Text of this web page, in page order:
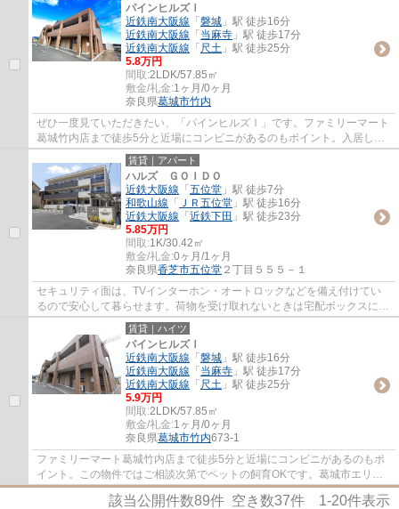
パインヒルズⅠ
近鉄南大阪線 「 磐城 」駅 徒歩16分
近鉄南大阪線 「 当麻寺 」駅 徒歩17分
近鉄南大阪線 「 尺土 」駅 徒歩25分
5.8万円
間取:2LDK/57.85㎡
敷金/礼金:1ヶ月/0ヶ月
奈良県葛城市竹内
ぜひ一度見ていただきたい、「パインヒルズⅠ」です。ファミリーマート
葛城竹内店まで徒歩5分と近場にコンビニがあるのもポイント。入居して
からペットの飼育を始めたい方は、事前にご...
賃貸｜アパート
ハルズ ＧＯＩＤＯ
近鉄大阪線 「 五位堂 」駅 徒歩7分
和歌山線 「 ＪＲ五位堂 」駅 徒歩16分
近鉄大阪線 「 近鉄下田 」駅 徒歩23分
5.85万円
間取:1K/30.42㎡
敷金/礼金:0ヶ月/1ヶ月
奈良県香芝市五位堂 ２丁目５５５－１
セキュリティ面は、TVインターホン・オートロックなどを備え付けてい
るので安心して暮らせます。荷物を受け取れないときは宅配ボックスに届
けられるので、外出や入浴など私生活中に配...
賃貸｜ハイツ
パインヒルズⅠ
近鉄南大阪線 「 磐城 」駅 徒歩16分
近鉄南大阪線 「 当麻寺 」駅 徒歩17分
近鉄南大阪線 「 尺土 」駅 徒歩25分
5.9万円
間取:2LDK/57.85㎡
敷金/礼金:1ヶ月/0ヶ月
奈良県葛城市竹内673-1
ファミリーマート葛城竹内店まで徒歩5分と近場にコンビニがあるのもポ
イント。この物件ではご相談次第でペットの飼育OKです。葛城市エリア
や近鉄南大阪線磐城付近で、あなたのニーズに...
該当公開件数89件 空き数37件 1-20件表示